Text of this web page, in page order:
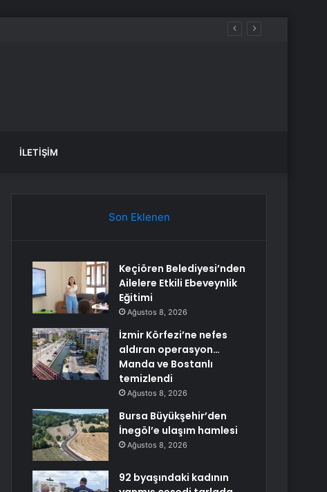
İLETIŞIM
Son Eklenen
Keçiören Belediyesi’nden
Ailelere Etkili Ebeveynlik
Eğitimi
Ağustos 8, 2026
İzmir Körfezi’ne nefes
aldıran operasyon…
Manda ve Bostanlı
temizlendi
Ağustos 8, 2026
Bursa Büyükşehir’den
İnegöl’e ulaşım hamlesi
Ağustos 8, 2026
92 byaşındaki kadının